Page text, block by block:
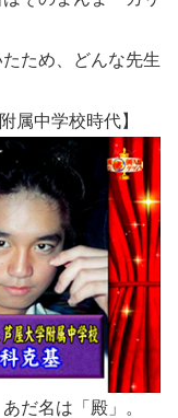
ため、どんな先生
属中学校時代】
だ名は「殿」。